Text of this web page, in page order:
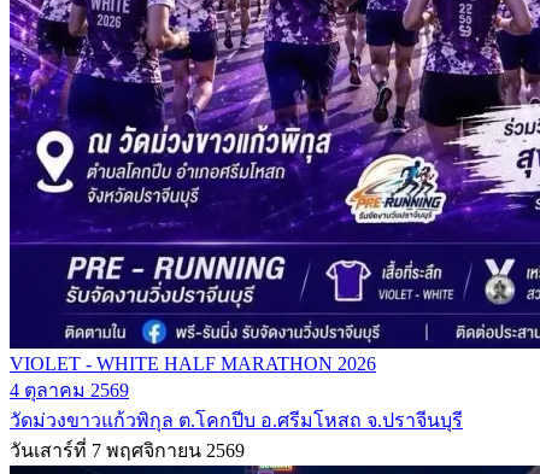
VIOLET - WHITE HALF MARATHON 2026
4 ตุลาคม 2569
วัดม่วงขาวแก้วพิกุล ต.โคกปีบ อ.ศรีมโหสถ จ.ปราจีนบุรี
วันเสาร์ที่ 7 พฤศจิกายน 2569